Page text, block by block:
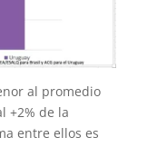
al promedio
+2% de la
entre ellos es